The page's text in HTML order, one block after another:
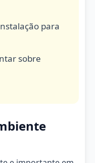
para
sobre